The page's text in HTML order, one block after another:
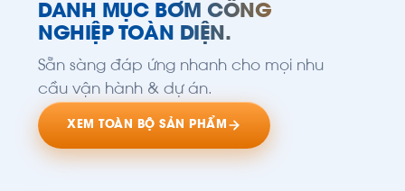
DANH MỤC BƠM CÔNG
NGHIỆP TOÀN DIỆN.
Sẵn sàng đáp ứng nhanh cho mọi nhu
cầu vận hành & dự án.
XEM TOÀN BỘ SẢN PHẨM